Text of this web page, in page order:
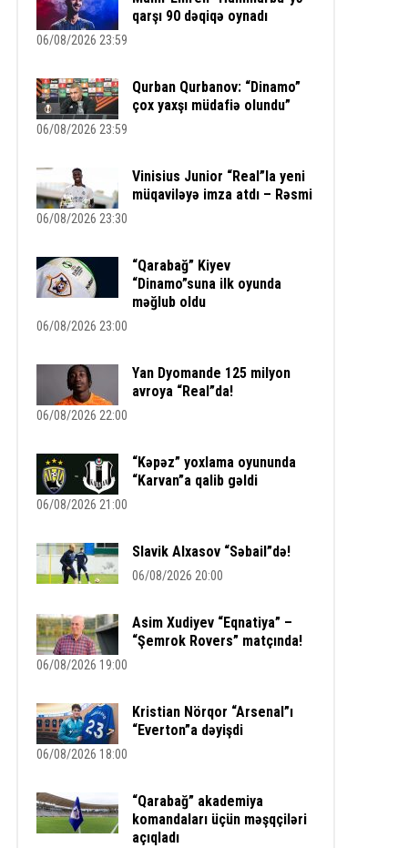
qarşı 90 dəqiqə oynadı
06/08/2026 23:59
Qurban Qurbanov: “Dinamo”
çox yaxşı müdafiə olundu”
06/08/2026 23:59
Vinisius Junior “Real”la yeni
müqaviləyə imza atdı – Rəsmi
06/08/2026 23:30
“Qarabağ” Kiyev
“Dinamo”suna ilk oyunda
məğlub oldu
06/08/2026 23:00
Yan Dyomande 125 milyon
avroya “Real”da!
06/08/2026 22:00
“Kəpəz” yoxlama oyununda
“Karvan”a qalib gəldi
06/08/2026 21:00
Slavik Alxasov “Səbail”də!
06/08/2026 20:00
Asim Xudiyev “Eqnatiya” –
“Şemrok Rovers” matçında!
06/08/2026 19:00
Kristian Nörqor “Arsenal”ı
“Everton”a dəyişdi
06/08/2026 18:00
“Qarabağ” akademiya
komandaları üçün məşqçiləri
açıqladı